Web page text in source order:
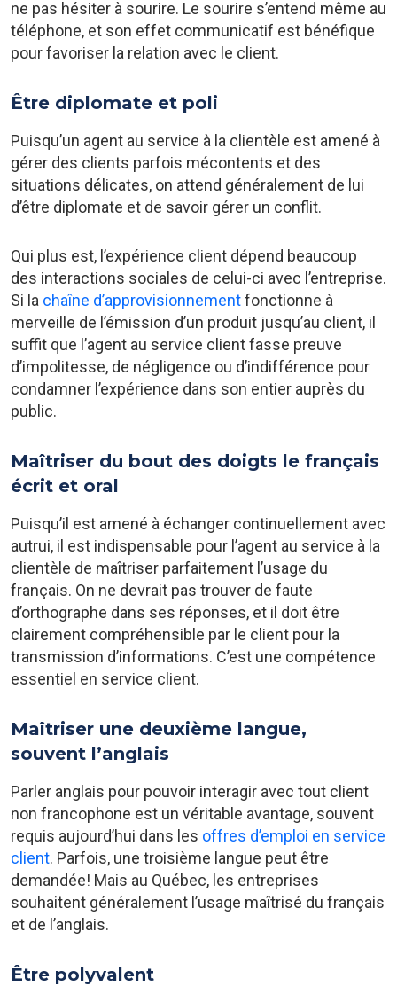
ne pas hésiter à sourire. Le sourire s’entend même au
téléphone, et son effet communicatif est bénéfique
pour favoriser la relation avec le client.
Être diplomate et poli
Puisqu’un agent au service à la clientèle est amené à
gérer des clients parfois mécontents et des
situations délicates, on attend généralement de lui
d’être diplomate et de savoir gérer un conflit.
Qui plus est, l’expérience client dépend beaucoup
des interactions sociales de celui-ci avec l’entreprise.
Si la chaîne d’approvisionnementfonctionne à
merveille de l’émission d’un produit jusqu’au client, il
suffit que l’agent au service client fasse preuve
d’impolitesse, de négligence ou d’indifférence pour
condamner l’expérience dans son entier auprès du
public.
Maîtriser du bout des doigts le français
écrit et oral
Puisqu’il est amené à échanger continuellement avec
autrui, il est indispensable pour l’agent au service à la
clientèle de maîtriser parfaitement l’usage du
français. On ne devrait pas trouver de faute
d’orthographe dans ses réponses, et il doit être
clairement compréhensible par le client pour la
transmission d’informations. C’est une compétence
essentiel en service client.
Maîtriser une deuxième langue,
souvent l’anglais
Parler anglais pour pouvoir interagir avec tout client
non francophone est un véritable avantage, souvent
requis aujourd’hui dans les offres d’emploi en service
client. Parfois, une troisième langue peut être
demandée! Mais au Québec, les entreprises
souhaitent généralement l’usage maîtrisé du français
et de l’anglais.
Être polyvalent